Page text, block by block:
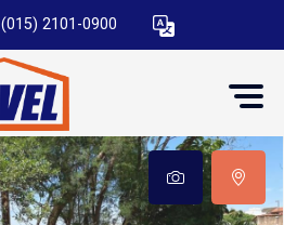
(015) 2101-0900